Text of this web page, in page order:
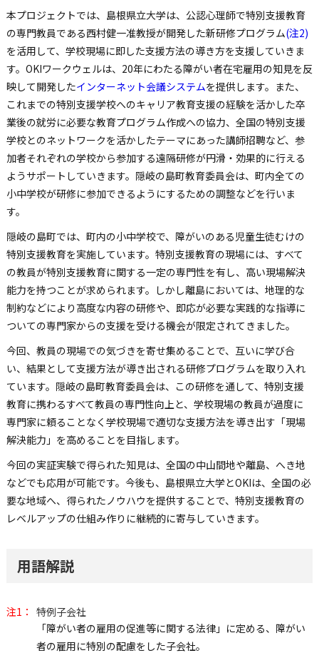
本プロジェクトでは、島根県立大学は、公認心理師で特別支援教育
の専門教員である西村健一准教授が開発した新研修プログラム(注2)
を活用して、学校現場に即した支援方法の導き方を支援していきま
す。OKIワークウェルは、20年にわたる障がい者在宅雇用の知見を反
映して開発したインターネット会議システムを提供します。また、
これまでの特別支援学校へのキャリア教育支援の経験を活かした卒
業後の就労に必要な教育プログラム作成への協力、全国の特別支援
学校とのネットワークを活かしたテーマにあった講師招聘など、参
加者それぞれの学校から参加する遠隔研修が円滑・効果的に行える
ようサポートしていきます。隠岐の島町教育委員会は、町内全ての
小中学校が研修に参加できるようにするための調整などを行いま
す。
隠岐の島町では、町内の小中学校で、障がいのある児童生徒むけの
特別支援教育を実施しています。特別支援教育の現場には、すべて
の教員が特別支援教育に関する一定の専門性を有し、高い現場解決
能力を持つことが求められます。しかし離島においては、地理的な
制約などにより高度な内容の研修や、即応が必要な実践的な指導に
ついての専門家からの支援を受ける機会が限定されてきました。
今回、教員の現場での気づきを寄せ集めることで、互いに学び合
い、結果として支援方法が導き出される研修プログラムを取り入れ
ています。隠岐の島町教育委員会は、この研修を通して、特別支援
教育に携わるすべて教員の専門性向上と、学校現場の教員が過度に
専門家に頼ることなく学校現場で適切な支援方法を導き出す「現場
解決能力」を高めることを目指します。
今回の実証実験で得られた知見は、全国の中山間地や離島、へき地
などでも応用が可能です。今後も、島根県立大学とOKIは、全国の必
要な地域へ、得られたノウハウを提供することで、特別支援教育の
レベルアップの仕組み作りに継続的に寄与していきます。
用語解説
注1： 特例子会社
「障がい者の雇用の促進等に関する法律」に定める、障がい
者の雇用に特別の配慮をした子会社。